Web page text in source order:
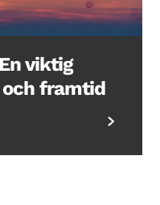
viktig
framtid